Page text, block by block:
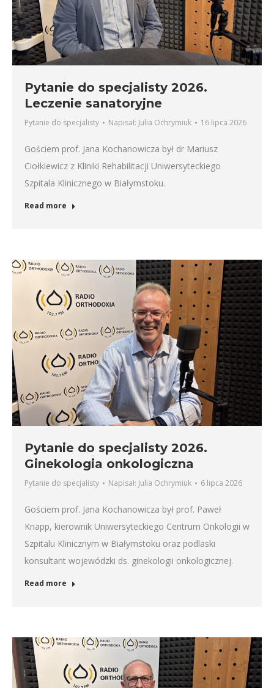
Pytanie do specjalisty 2026.
Leczenie sanatoryjne
Pytanie do specjalisty Napisał: Julia Ochrymiuk 16 lipca 2026
Gościem prof. Jana Kochanowicza był dr Mariusz
Ciołkiewicz z Kliniki Rehabilitacji Uniwersyteckiego
Szpitala Klinicznego w Białymstoku.
Read more
Pytanie do specjalisty 2026.
Ginekologia onkologiczna
Pytanie do specjalisty Napisał: Julia Ochrymiuk 6 lipca 2026
Gościem prof. Jana Kochanowicza był prof. Paweł
Knapp, kierownik Uniwersyteckiego Centrum Onkologii w
Szpitalu Klinicznym w Białymstoku oraz podlaski
konsultant wojewódzki ds. ginekologii onkologicznej.
Read more